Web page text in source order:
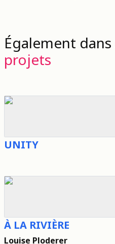
Également dans
projets
UNITY
À LA RIVIÈRE
Louise Ploderer